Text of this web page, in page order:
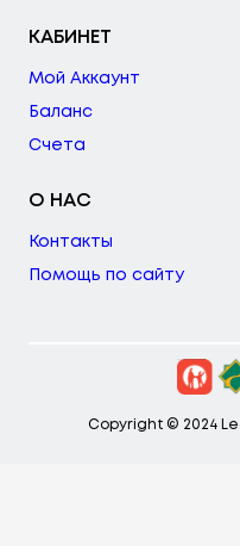
КАБИНЕТ
Мой Аккаунт
Баланс
Счета
О НАС
Контакты
Помощь по сайту
Copyright © 2024